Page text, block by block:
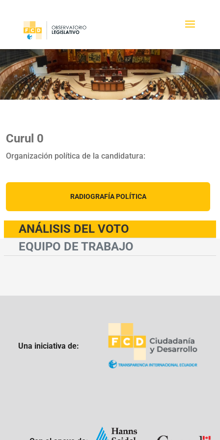
Curul 0
Organización política de la candidatura:
RADIOGRAFÍA POLÍTICA
ANÁLISIS DEL VOTO
EQUIPO DE TRABAJO
Una iniciativa de: